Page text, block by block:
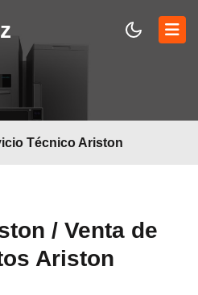
Técnico Ariston
/ Venta de
Ariston